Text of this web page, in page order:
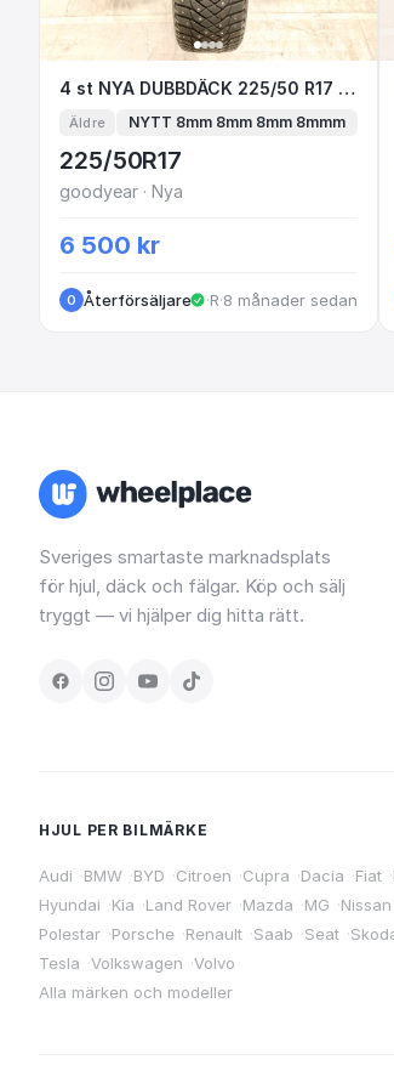
4 st NYA DUBBDÄCK 225/
4 st NYA DUBBDÄCK 225/50 R17 Goodyear Ultra Grip Arctic 2
Äldre NYTT 8mm 8mm 8mm 8mmm
225/50R17
goodyear · Nya
6 500 kr
O Återförsäljare · Rosendalagatan
·8 månader sedan
Sveriges smartaste marknadsplats
för hjul, däck och fälgar. Köp och sälj
tryggt — vi hjälper dig hitta rätt.
HJUL PER BILMÄRKE
Audi ·BMW ·BYD ·Citroen ·Cupra ·Dacia ·Fiat ·
Hyundai ·Kia ·Land Rover ·Mazda ·MG ·Nissan
Polestar ·Porsche ·Renault ·Saab ·Seat ·
Tesla ·Volkswagen ·Volvo
Alla märken och modeller